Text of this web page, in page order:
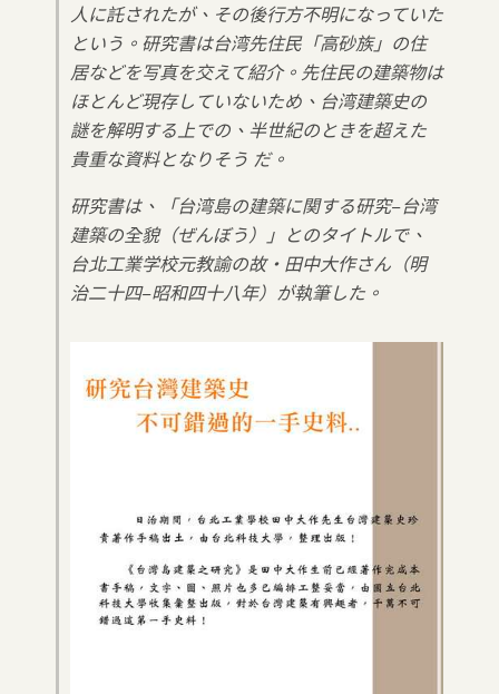
人に託されたが、その後行方不明になっていた
という。研究書は台湾先住民「高砂族」の住
居などを写真を交えて紹介。先住民の建築物は
ほとんど現存していないため、台湾建築史の
謎を解明する上での、半世紀のときを超えた
貴重な資料となりそう だ。
研究書は、「台湾島の建築に関する研究−台湾
建築の全貌（ぜんぼう）」とのタイトルで、
台北工業学校元教諭の故・田中大作さん（明
治二十四−昭和四十八年）が執筆した。